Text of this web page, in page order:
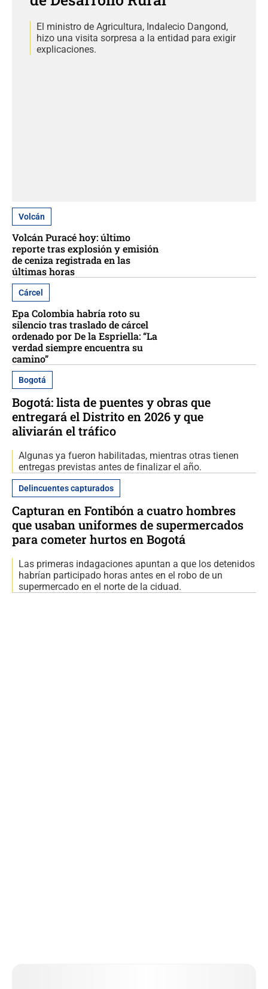
El ministro de Agricultura, Indalecio Dangond,
hizo una visita sorpresa a la entidad para exigir
explicaciones.
Volcán
Volcán Puracé hoy: último
reporte tras explosión y emisión
de ceniza registrada en las
últimas horas
Cárcel
Epa Colombia habría roto su
silencio tras traslado de cárcel
ordenado por De la Espriella: “La
verdad siempre encuentra su
camino”
Bogotá
Bogotá: lista de puentes y obras que
entregará el Distrito en 2026 y que
aliviarán el tráfico
Algunas ya fueron habilitadas, mientras otras tienen
entregas previstas antes de finalizar el año.
Delincuentes capturados
Capturan en Fontibón a cuatro hombres
que usaban uniformes de supermercados
para cometer hurtos en Bogotá
Las primeras indagaciones apuntan a que los detenidos
habrían participado horas antes en el robo de un
supermercado en el norte de la ciduad.